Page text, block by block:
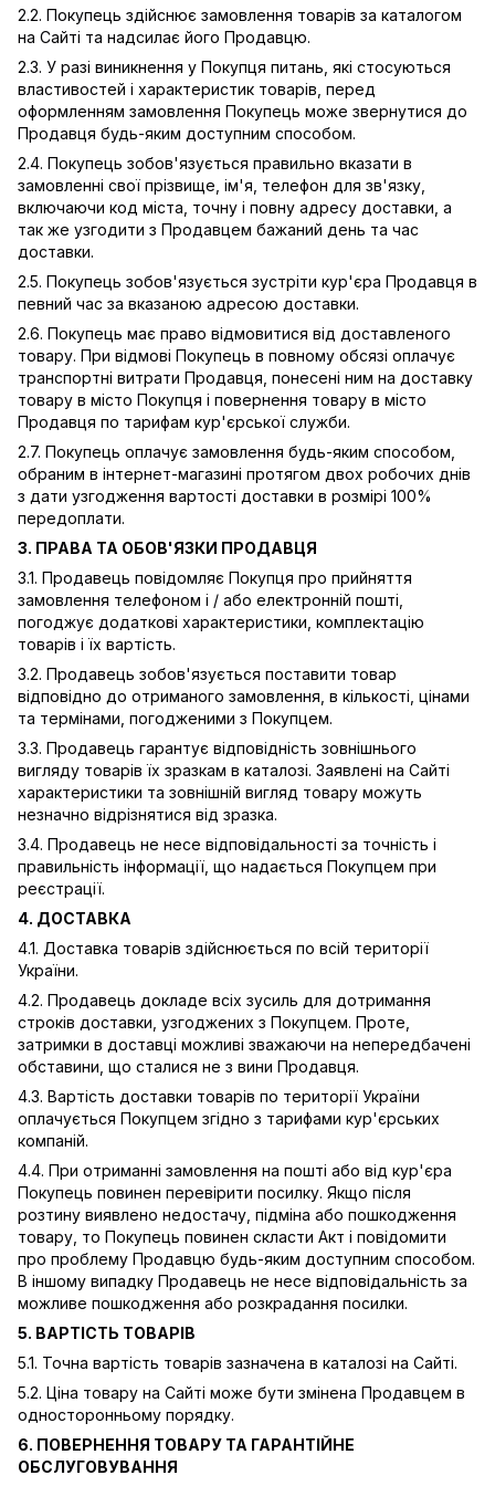
2.2. Покупець здійснює замовлення товарів за каталогом
на Сайті та надсилає його Продавцю.
2.3. У разі виникнення у Покупця питань, які стосуються
властивостей і характеристик товарів, перед
оформленням замовлення Покупець може звернутися до
Продавця будь-яким доступним способом.
2.4. Покупець зобов'язується правильно вказати в
замовленні свої прізвище, ім'я, телефон для зв'язку,
включаючи код міста, точну і повну адресу доставки, а
так же узгодити з Продавцем бажаний день та час
доставки.
2.5. Покупець зобов'язується зустріти кур'єра Продавця в
певний час за вказаною адресою доставки.
2.6. Покупець має право відмовитися від доставленого
товару. При відмові Покупець в повному обсязі оплачує
транспортні витрати Продавця, понесені ним на доставку
товару в місто Покупця і повернення товару в місто
Продавця по тарифам кур'єрської служби.
2.7. Покупець оплачує замовлення будь-яким способом,
обраним в інтернет-магазині протягом двох робочих днів
з дати узгодження вартості доставки в розмірі 100%
передоплати.
3. ПРАВА ТА ОБОВ'ЯЗКИ ПРОДАВЦЯ
3.1. Продавець повідомляє Покупця про прийняття
замовлення телефоном і / або електронній пошті,
погоджує додаткові характеристики, комплектацію
товарів і їх вартість.
3.2. Продавець зобов'язується поставити товар
відповідно до отриманого замовлення, в кількості, цінами
та термінами, погодженими з Покупцем.
3.3. Продавець гарантує відповідність зовнішнього
вигляду товарів їх зразкам в каталозі. Заявлені на Сайті
характеристики та зовнішній вигляд товару можуть
незначно відрізнятися від зразка.
3.4. Продавець не несе відповідальності за точність і
правильність інформації, що надається Покупцем при
реєстрації.
4. ДОСТАВКА
4.1. Доставка товарів здійснюється по всій території
України.
4.2. Продавець докладе всіх зусиль для дотримання
строків доставки, узгоджених з Покупцем. Проте,
затримки в доставці можливі зважаючи на непередбачені
обставини, що сталися не з вини Продавця.
4.3. Вартість доставки товарів по території України
оплачується Покупцем згідно з тарифами кур'єрських
компаній.
4.4. При отриманні замовлення на пошті або від кур'єра
Покупець повинен перевірити посилку. Якщо після
розтину виявлено недостачу, підміна або пошкодження
товару, то Покупець повинен скласти Акт і повідомити
про проблему Продавцю будь-яким доступним способом.
В іншому випадку Продавець не несе відповідальність за
можливе пошкодження або розкрадання посилки.
5. ВАРТІСТЬ ТОВАРІВ
5.1. Точна вартість товарів зазначена в каталозі на Сайті.
5.2. Ціна товару на Сайті може бути змінена Продавцем в
односторонньому порядку.
6. ПОВЕРНЕННЯ ТОВАРУ ТА ГАРАНТІЙНЕ
ОБСЛУГОВУВАННЯ